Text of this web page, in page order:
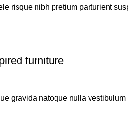
risque nibh pretium parturient
furniture
gravida natoque nulla